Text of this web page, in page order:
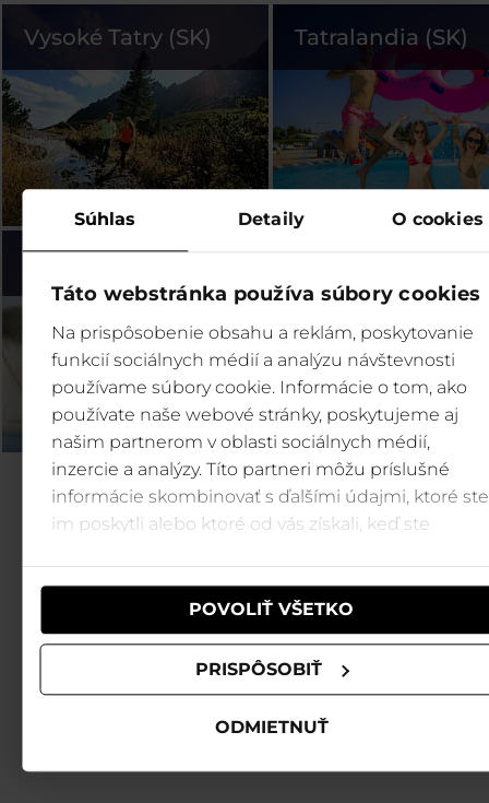
Súhlas Detaily O cookies
Táto webstránka používa súbory cookies
Na prispôsobenie obsahu a reklám, poskytovanie
funkcií sociálnych médií a analýzu návštevnosti
používame súbory cookie. Informácie o tom, ako
používate naše webové stránky, poskytujeme aj
našim partnerom v oblasti sociálnych médií,
inzercie a analýzy. Títo partneri môžu príslušné
informácie skombinovať s ďalšími údajmi, ktoré ste
im poskytli alebo ktoré od vás získali, keď ste
POVOLIŤ VŠETKO
PRISPÔSOBIŤ
ODMIETNUŤ
Vysoké Tatry (SK) Tatralandia (SK)